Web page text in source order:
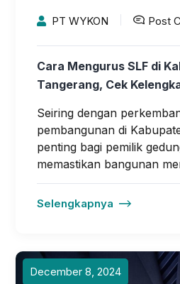
PT WYKON Post
Cara Mengurus SLF di
Tangerang, Cek
Seiring dengan
pembangunan di
penting bagi pemilik
memastikan bangunan
Selengkapnya
December 8, 2024